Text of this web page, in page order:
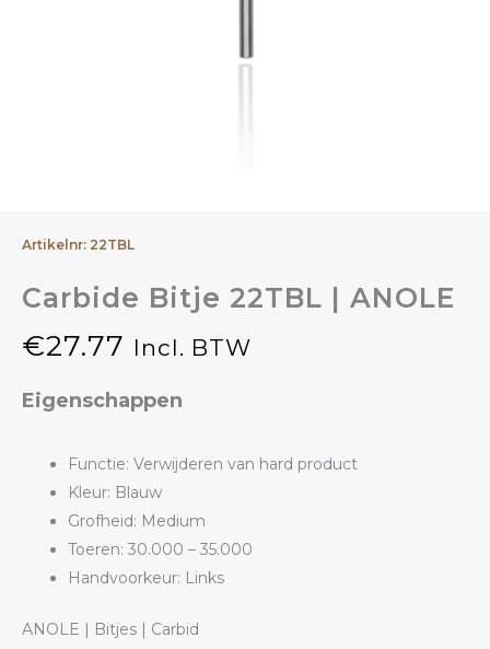
Artikelnr: 22TBL
Carbide Bitje 22TBL | ANOLE
€27.77 Incl. BTW
Eigenschappen
Functie: Verwijderen van hard product
Kleur: Blauw
Grofheid: Medium
Toeren: 30.000 – 35.000
Handvoorkeur: Links
ANOLE | Bitjes | Carbid